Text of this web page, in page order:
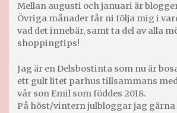
Mellan augusti och januari är
Övriga månader får ni följa mig i
vad det innebär, samt ta del av alla
shoppingtips!
Jag är en Delsbostinta som nu är
ett gult litet parhus tillsammans
vår son Emil som föddes 2018.
På höst/vintern julbloggar jag gärna